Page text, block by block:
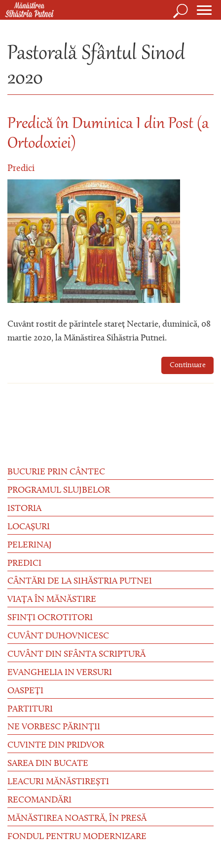
Mergi la conţinutul principal
Căutare
Pastorală Sfântul Sinod
2020
Predică în Duminica I din Post (a
Ortodoxiei)
Predici
Cuvânt rostit de părintele stareț Nectarie, duminică, 08
martie 2020, la Mănăstirea Sihăstria Putnei.
Continuare
BUCURIE PRIN CÂNTEC
PROGRAMUL SLUJBELOR
ISTORIA
LOCAȘURI
PELERINAJ
PREDICI
CÂNTĂRI DE LA SIHĂSTRIA PUTNEI
VIAȚA ÎN MĂNĂSTIRE
SFINȚI OCROTITORI
CUVÂNT DUHOVNICESC
CUVÂNT DIN SFÂNTA SCRIPTURĂ
EVANGHELIA IN VERSURI
OASPEȚI
PARTITURI
NE VORBESC PĂRINȚII
CUVINTE DIN PRIDVOR
SAREA DIN BUCATE
LEACURI MĂNĂSTIREȘTI
RECOMANDĂRI
MĂNĂSTIREA NOASTRĂ, ÎN PRESĂ
FONDUL PENTRU MODERNIZARE